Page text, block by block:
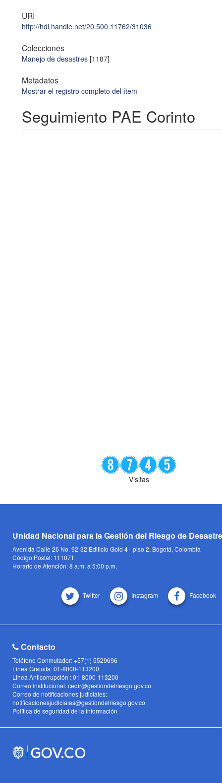
URI
http://hdl.handle.net/20.500.11762/31036
Colecciones
Manejo de desastres[1187]
Metadatos
Mostrar el registro completo del ítem
Seguimiento PAE Corinto
Visitas
Unidad Nacional para la Gestión del Riesgo de
Avenida Calle 26 No. 92-32 Edificio Gold 4 - piso 2, Bogotá, Colombia
Código Postal: 111071
Horario de Atención: 8 a.m. a 5:00 p.m.
Twitter Instagram Facebook
Contacto
Teléfono Conmutador: +57(1) 5529696
Línea Gratuita: 01-8000-113200
Linea Anticorrupción : 01-8000-113200
Correo Institucional: cedir@gestiondelriesgo.gov.co
Correo de notificaciones judiciales:
notificacionesjudiciales@gestiondelriesgo.gov.co
Política de seguridad de la información